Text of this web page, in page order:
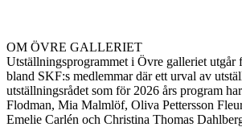
OM ÖVRE GALLERIET
Utställningsprogrammet i Övre galleriet utgår
bland SKF:s medlemmar där ett urval av
utställningsrådet som för 2026 års program
Flodman, Mia Malmlöf, Oliva Pettersson
Emelie Carlén och Christina Thomas